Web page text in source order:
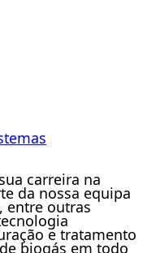
carreira na
da nossa equipa
entre outras
e tratamento
biogás em todo